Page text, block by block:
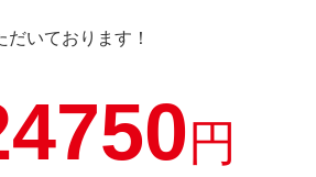
いております！
円